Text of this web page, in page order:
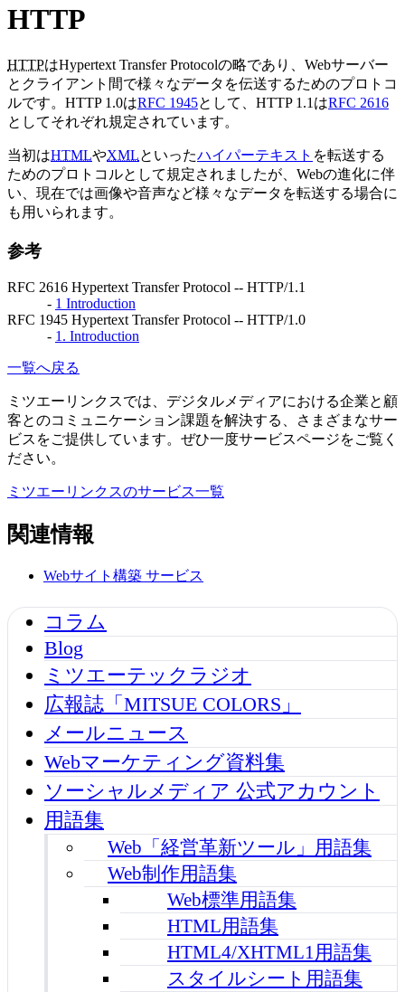
HTTP
HTTPはHypertext Transfer Protocolの略であり、Webサーバー
とクライアント間で様々なデータを伝送するためのプロトコ
ルです。HTTP 1.0はRFC 1945として、HTTP 1.1はRFC 2616
としてそれぞれ規定されています。
当初はHTMLやXMLといったハイパーテキスト を転送する
ためのプロトコルとして規定されましたが、Webの進化に伴
い、現在では画像や音声など様々なデータを転送する場合に
も用いられます。
参考
RFC 2616 Hypertext Transfer Protocol -- HTTP/1.1
- 1 Introduction
RFC 1945 Hypertext Transfer Protocol -- HTTP/1.0
- 1. Introduction
一覧へ戻る
ミツエーリンクスでは、デジタルメディアにおける企業と顧
客とのコミュニケーション課題を解決する、さまざまなサー
ビスをご提供しています。ぜひ一度サービスページをご覧く
ださい。
ミツエーリンクスのサービス一覧
関連情報
Webサイト構築 サービス
コラム
Blog
ミツエーテックラジオ
広報誌「MITSUE COLORS」
メールニュース
Webマーケティング資料集
ソーシャルメディア 公式アカウント
用語集
Web「経営革新ツール」用語集
Web制作用語集
Web標準用語集
HTML用語集
HTML4/XHTML1用語集
スタイルシート用語集